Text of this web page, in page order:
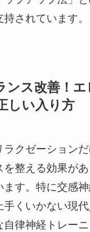
されています。
ンス改善！
しい入り方
クゼーション
を整える効果が
ます。特に交感
くいかない現代
自律神経トレー